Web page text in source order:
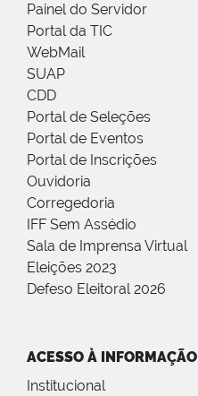
Painel do Servidor
Portal da TIC
WebMail
SUAP
CDD
Portal de Seleções
Portal de Eventos
Portal de Inscrições
Ouvidoria
Corregedoria
IFF Sem Assédio
Sala de Imprensa Virtual
Eleições 2023
Defeso Eleitoral 2026
ACESSO À INFORMAÇÃO
Institucional